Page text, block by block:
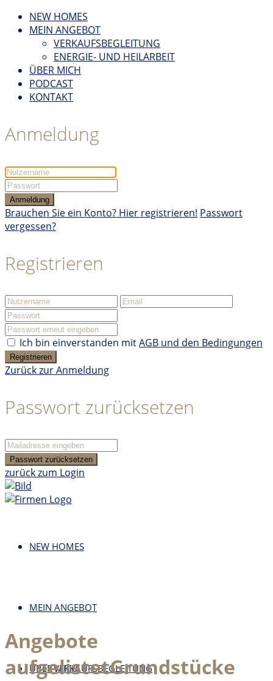
NEW HOMES
MEIN ANGEBOT
VERKAUFSBEGLEITUNG
ENERGIE- UND HEILARBEIT
ÜBER MICH
PODCAST
KONTAKT
Anmeldung
Anmeldung
Brauchen Sie ein Konto? Hier registrieren! Passwort
vergessen?
Registrieren
Ich bin einverstanden mitAGB und den Bedingungen
Registrieren
Zurück zur Anmeldung
Passwort zurücksetzen
Passwort zurücksetzen
zurück zum Login
NEW HOMES
MEIN ANGEBOT
VERKAUFSBEGLEITUNG
ÜBER MICH
Angebote
aufgelistetGrundstücke